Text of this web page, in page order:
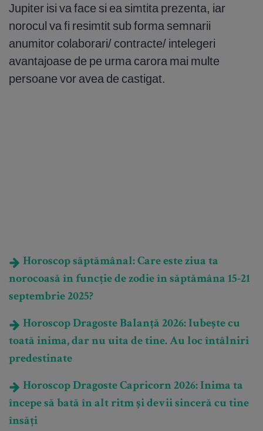
Jupiter isi va face si ea simtita prezenta, iar
norocul va fi resimtit sub forma semnarii
anumitor colaborari/ contracte/ intelegeri
avantajoase de pe urma carora mai multe
persoane vor avea de castigat.
Horoscop săptămânal: Care este ziua ta
norocoasă în funcție de zodie în săptămâna 15-21
septembrie 2025?
Horoscop Dragoste Balanță 2026: Iubește cu
toată inima, dar nu uita de tine. Au loc întâlniri
predestinate
Horoscop Dragoste Capricorn 2026: Inima ta
începe să bată în alt ritm și devii sinceră cu tine
însăți